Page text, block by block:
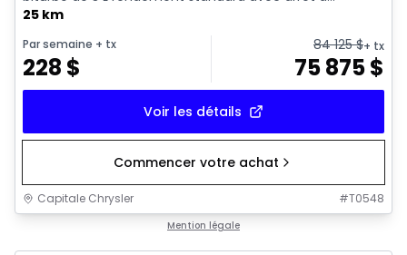
25 km
Par semaine + tx
228 $
84 125$+ tx
75 875$
Voir les détails
Commencer votre achat
Capitale Chrysler #T0548
Mention légale